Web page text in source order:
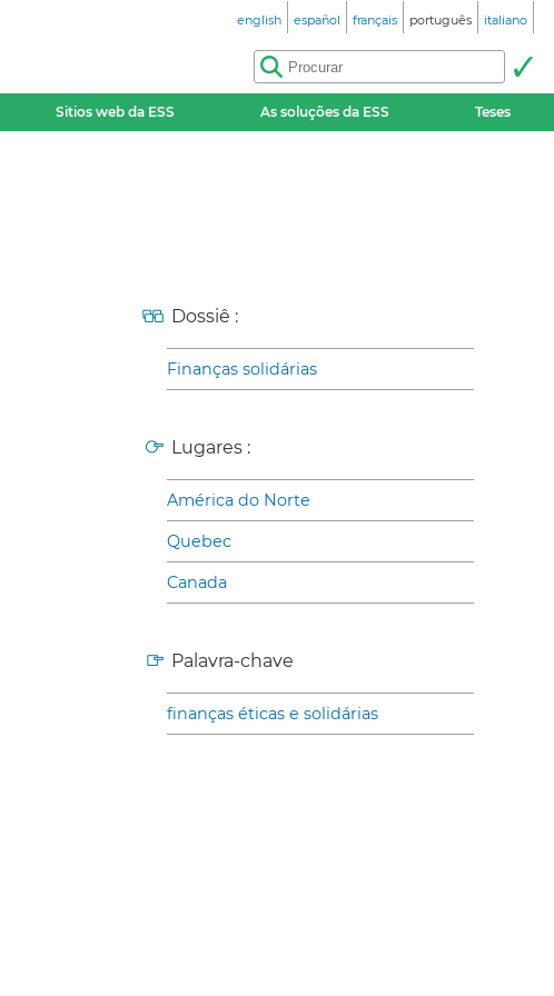
english español français português italiano
Sitios web da ESS As soluções da ESS Teses
Dossiê :
Finanças solidárias
Lugares :
América do Norte
Quebec
Canada
Palavra-chave
finanças éticas e solidárias